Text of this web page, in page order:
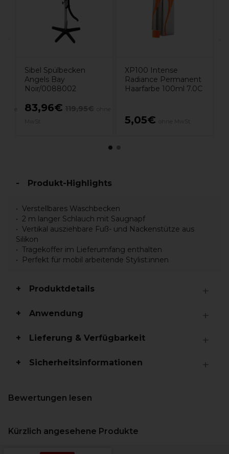
Sibel Spülbecken
Angels Bay
Noir/0088002
83,96€
XP100 Intense
Radiance Permanent
Haarfarbe 100ml 7.0C
5,05€
Produkt-Highlights
Verstellbares Waschbecken
2 m langer Schlauch mit Saugnapf
Vertikal ausziehbare Fuß- und Nackenstütze aus
Silikon
Tragekoffer im Lieferumfang enthalten
Perfekt für mobil arbeitende Stylist:innen
Produktdetails
Anwendung
Lieferung & Verfügbarkeit
Sicherheitsinformationen
Bewertungen lesen
Kürzlich angesehene Produkte